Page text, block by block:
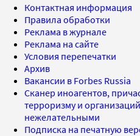
Контактная информация
Правила обработки
Реклама в журнале
Реклама на сайте
Условия перепечатки
Архив
Вакансии в Forbes Russia
Сканер иноагентов,
терроризму и
нежелательными
Подписка на печатную